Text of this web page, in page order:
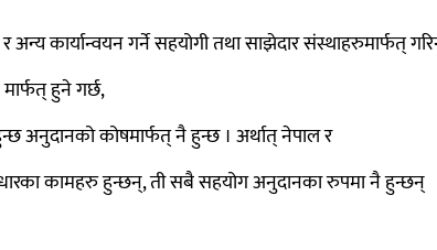
अन्य कार्यान्वयन गर्ने सहयोगी तथा साझेदार संस्थाहरुमार्फत्
हुने गर्छ,
अनुदानको कोषमार्फत् नै हुन्छ । अर्थात् नेपाल र
कामहरु हुन्छन्, ती सबै सहयोग अनुदानका रुपमा नै हुन्छन्